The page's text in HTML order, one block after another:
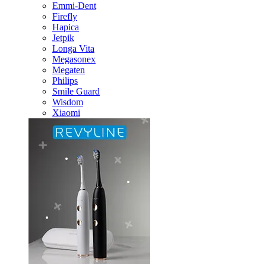
Emmi-Dent
Firefly
Hapica
Jetpik
Longa Vita
Megasonex
Megaten
Philips
Smile Guard
Wisdom
Xiaomi